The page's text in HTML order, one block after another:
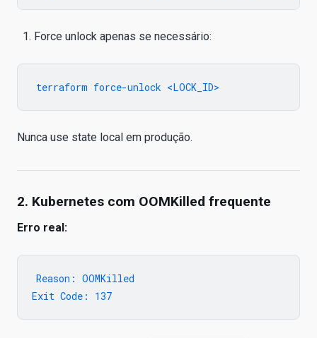
Force unlock apenas se necessário:
Nunca use state local em produção.
2. Kubernetes com OOMKilled frequente
Erro real:
Reason: OOMKilled